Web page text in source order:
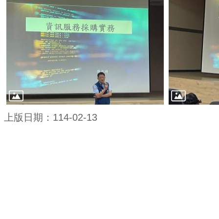
上版日期：114-02-13